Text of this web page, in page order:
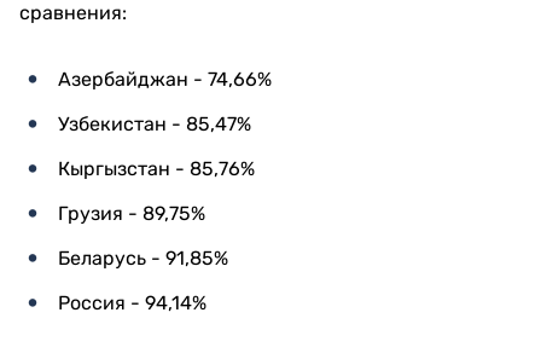
сравнения:
Азербайджан - 74,66%
Узбекистан - 85,47%
Кыргызстан - 85,76%
Грузия - 89,75%
Беларусь - 91,85%
Россия - 94,14%